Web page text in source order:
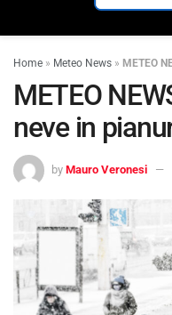
Home » Meteo News » METEO
METEO
neve in
by Mauro Veronesi